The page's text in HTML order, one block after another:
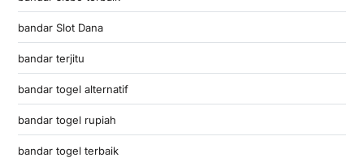
bandar Slot Dana
bandar terjitu
bandar togel alternatif
bandar togel rupiah
bandar togel terbaik